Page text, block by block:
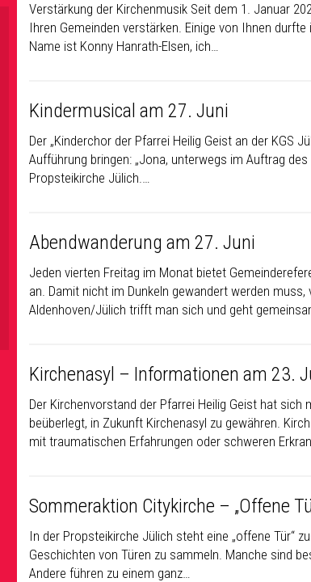
Verstärkung der Kirchenmusik Seit dem 1. Januar
Ihren Gemeinden verstärken. Einige von Ihnen
Name ist Konny Hanrath-Elsen, ich…
Kindermusical am 27. Juni
Der „Kinderchor der Pfarrei Heilig Geist an der KGS
Aufführung bringen: „Jona, unterwegs im Auftrag
Propsteikirche Jülich.…
Abendwanderung am 27. Juni
Jeden vierten Freitag im Monat bietet
an. Damit nicht im Dunkeln gewandert werden
Aldenhoven/Jülich trifft man sich und geht
Kirchenasyl – Informationen am 23.
Der Kirchenvorstand der Pfarrei Heilig Geist hat sich
beüberlegt, in Zukunft Kirchenasyl zu gewähren.
mit traumatischen Erfahrungen oder schweren
Sommeraktion Citykirche – „Offene
In der Propsteikirche Jülich steht eine „offene Tür“
Geschichten von Türen zu sammeln. Manche sind
Andere führen zu einem ganz…